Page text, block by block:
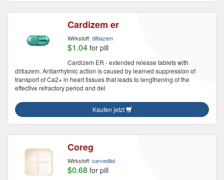
Cardizem er
Wirkstoff: diltiazem
$1.04 for pill
Cardizem ER - extended release tablets with
diltiazem. Antiarrhytmic action is caused by learned suppression of
transport of Ca2+ in heart tissues that leads to lengthening of the
effective refractory period and del
Kaufen jetzt
Coreg
Wirkstoff: carvedilol
$0.68 for pill